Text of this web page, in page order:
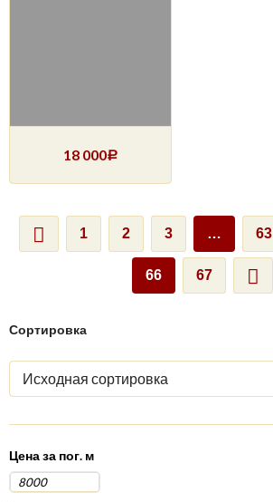
18 000Р
1 2 3 … 63
66 67
Сортировка
Исходная сортировка
Цена за пог. м